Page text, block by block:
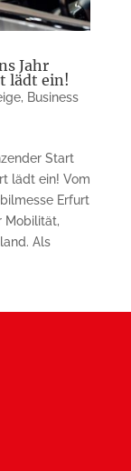
Jahr
lädt ein!
, Business
Start
lädt ein! Vom
Erfurt
Mobilität,
Als